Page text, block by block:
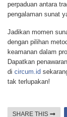
perpaduan antara
pengalaman sunat
Jadikan momen
dengan pilihan
keamanan dalam
Dapatkan
di circum.id
tak terlupakan!
SHARE THIS